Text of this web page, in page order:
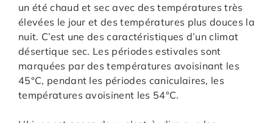
un été chaud et sec avec des températures très
élevées le jour et des températures plus douces la
nuit. C’est une des caractéristiques d’un climat
désertique sec. Les périodes estivales sont
marquées par des températures avoisinant les
45°C, pendant les périodes caniculaires, les
températures avoisinent les 54°C.